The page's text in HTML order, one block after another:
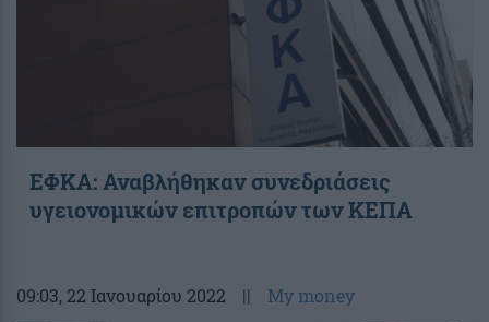
ΕΦΚΑ: Αναβλήθηκαν συνεδριάσεις
υγειονομικών επιτροπών των ΚΕΠΑ
09:03, 22 Ιανουαρίου 2022 || My money